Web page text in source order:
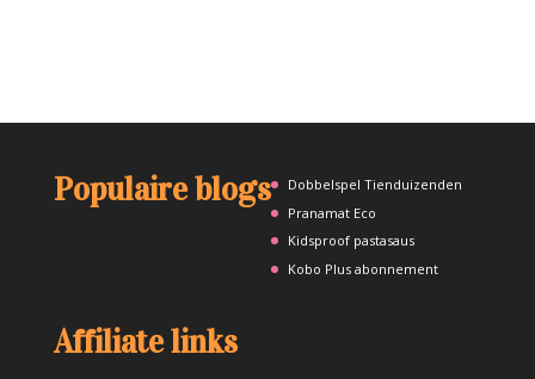
Populaire blogs
Dobbelspel Tienduizenden
Pranamat Eco
Kidsproof pastasaus
Kobo Plus abonnement
Affiliate links